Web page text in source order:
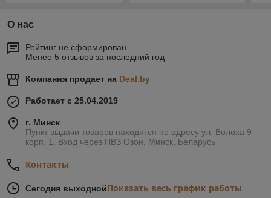
О нас
Рейтинг не сформирован
Менее 5 отзывов за последний год
Компания продает на Deal.by
Работает с 25.04.2019
г. Минск
Пункт выдачи товаров находится по адресу ул. Волоха 9
корп. 1. Вход через ПВЗ Озон, Минск, Беларусь
Контакты
Сегодня выходнойПоказать весь график работы